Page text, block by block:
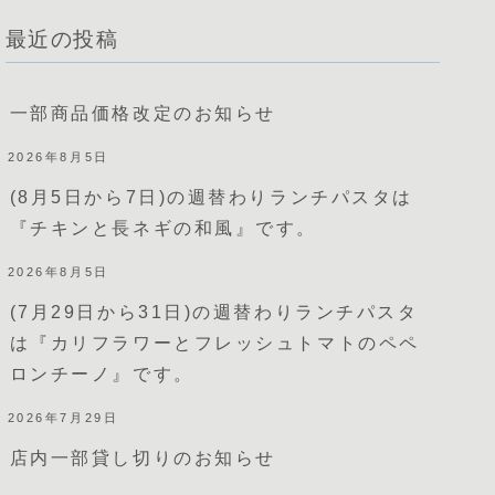
最近の投稿
一部商品価格改定のお知らせ
2026年8月5日
(8月5日から7日)の週替わりランチパスタは
『チキンと長ネギの和風』です。
2026年8月5日
(7月29日から31日)の週替わりランチパスタ
は『カリフラワーとフレッシュトマトのペペ
ロンチーノ』です。
2026年7月29日
店内一部貸し切りのお知らせ